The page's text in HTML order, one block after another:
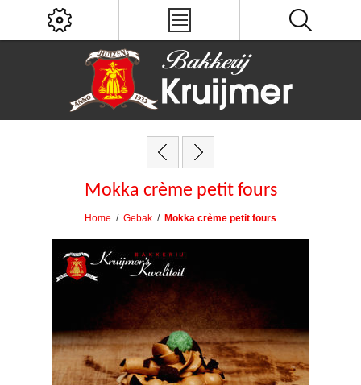
Mokka crème petit fours
Home / Gebak / Mokka crème petit fours